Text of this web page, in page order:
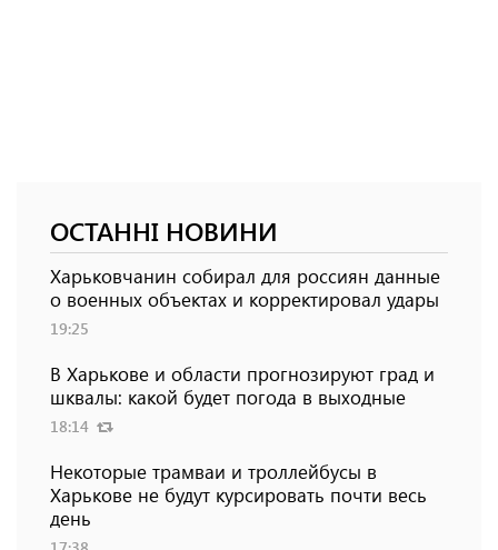
ОСТАННІ НОВИНИ
Харьковчанин собирал для россиян данные
о военных объектах и ​​корректировал удары
19:25
В Харькове и области прогнозируют град и
шквалы: какой будет погода в выходные
18:14
Некоторые трамваи и троллейбусы в
Харькове не будут курсировать почти весь
день